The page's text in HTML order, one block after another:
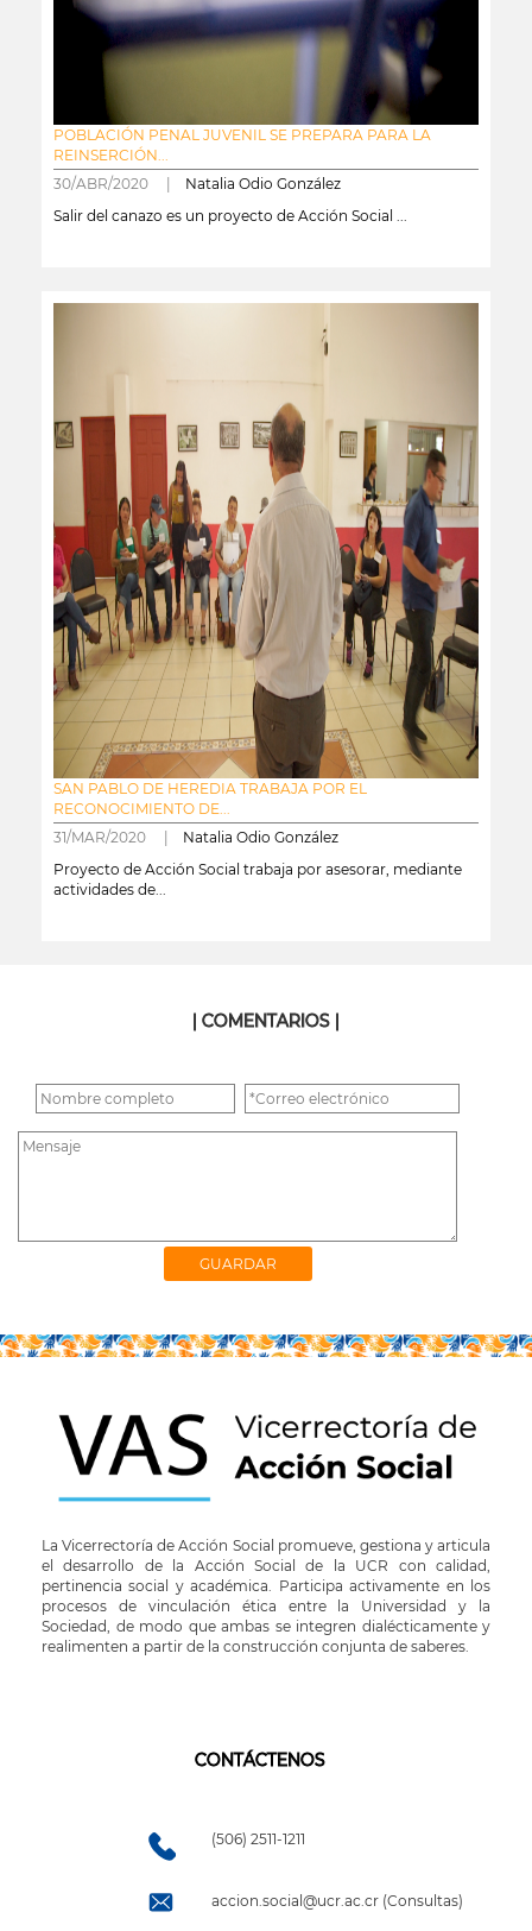
POBLACIÓN PENAL JUVENIL SE PREPARA PARA LA
REINSERCIÓN...
30/ABR/2020 | Natalia Odio González
Salir del canazo es un proyecto de Acción Social ...
SAN PABLO DE HEREDIA TRABAJA POR EL
RECONOCIMIENTO DE...
31/MAR/2020 | Natalia Odio González
Proyecto de Acción Social trabaja por asesorar, mediante
actividades de...
| COMENTARIOS |
La Vicerrectoría de Acción Social promueve, gestiona y articula
el desarrollo de la Acción Social de la UCR con calidad,
pertinencia social y académica. Participa activamente en los
procesos de vinculación ética entre la Universidad y la
Sociedad, de modo que ambas se integren dialécticamente y
realimenten a partir de la construcción conjunta de saberes.
CONTÁCTENOS
(506) 2511-1211
accion.social@ucr.ac.cr (Consultas)